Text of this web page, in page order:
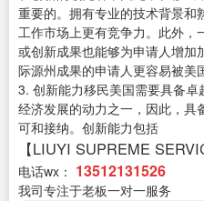
重要的。拥有专业的技术背景和
工作市场上更有竞争力。此外，
或创新成果也能够为申请人增加
际源州成果的申请人更容易被美
3. 创新能力移民美国需要具备
经济发展的动力之一，因此，具
可和接纳。创新能力包括
【LIUYI SUPREME
电话wx： 13512131526
我司专注于老板一对一服务